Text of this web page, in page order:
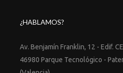
¿HABLAMOS?
Av. Benjamín Franklin, 12 - Edif.
46980 Parque Tecnológico -